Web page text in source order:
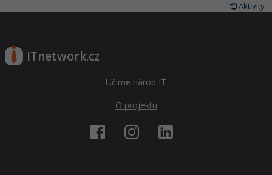
Aktivity
ITnetwork.cz
Učíme národ IT
O projektu